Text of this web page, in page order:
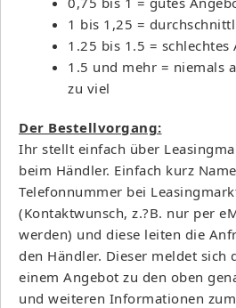
1 bis 1,25 =
1.25 bis 1.5 = schlechtes
1.5 und mehr = niemals
zu viel
Der Bestellvorgang:
Ihr stellt einfach über
beim Händler. Einfach kurz
Telefonnummer bei
(Kontaktwunsch, z.?B. nur per
werden) und diese leiten die
den Händler. Dieser meldet sich
einem Angebot zu den oben
und weiteren Informationen